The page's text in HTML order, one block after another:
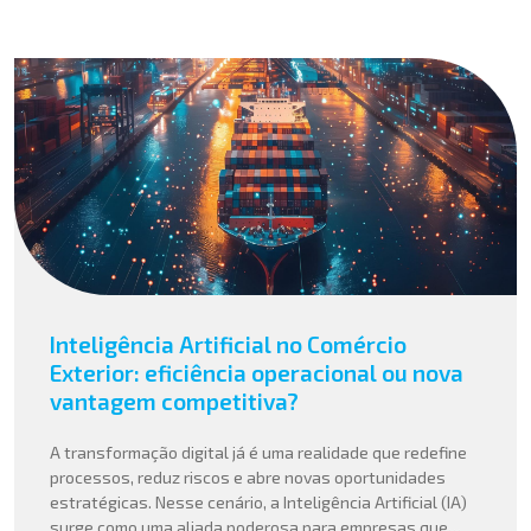
Inteligência Artificial no Comércio
Exterior: eficiência operacional ou nova
vantagem competitiva?
A transformação digital já é uma realidade que redefine
processos, reduz riscos e abre novas oportunidades
estratégicas. Nesse cenário, a Inteligência Artificial (IA)
surge como uma aliada poderosa para empresas que